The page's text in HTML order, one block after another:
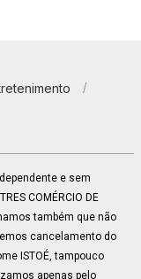
e sem
COMÉRCIO DE
também que não
cancelamento do
ISTOÉ, tampouco
apenas pelo